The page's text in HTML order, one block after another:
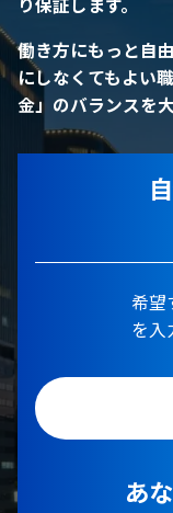
り保証します。
働き方にもっと自
にしなくてもよい
金」のバランスを
希望
を入
あ